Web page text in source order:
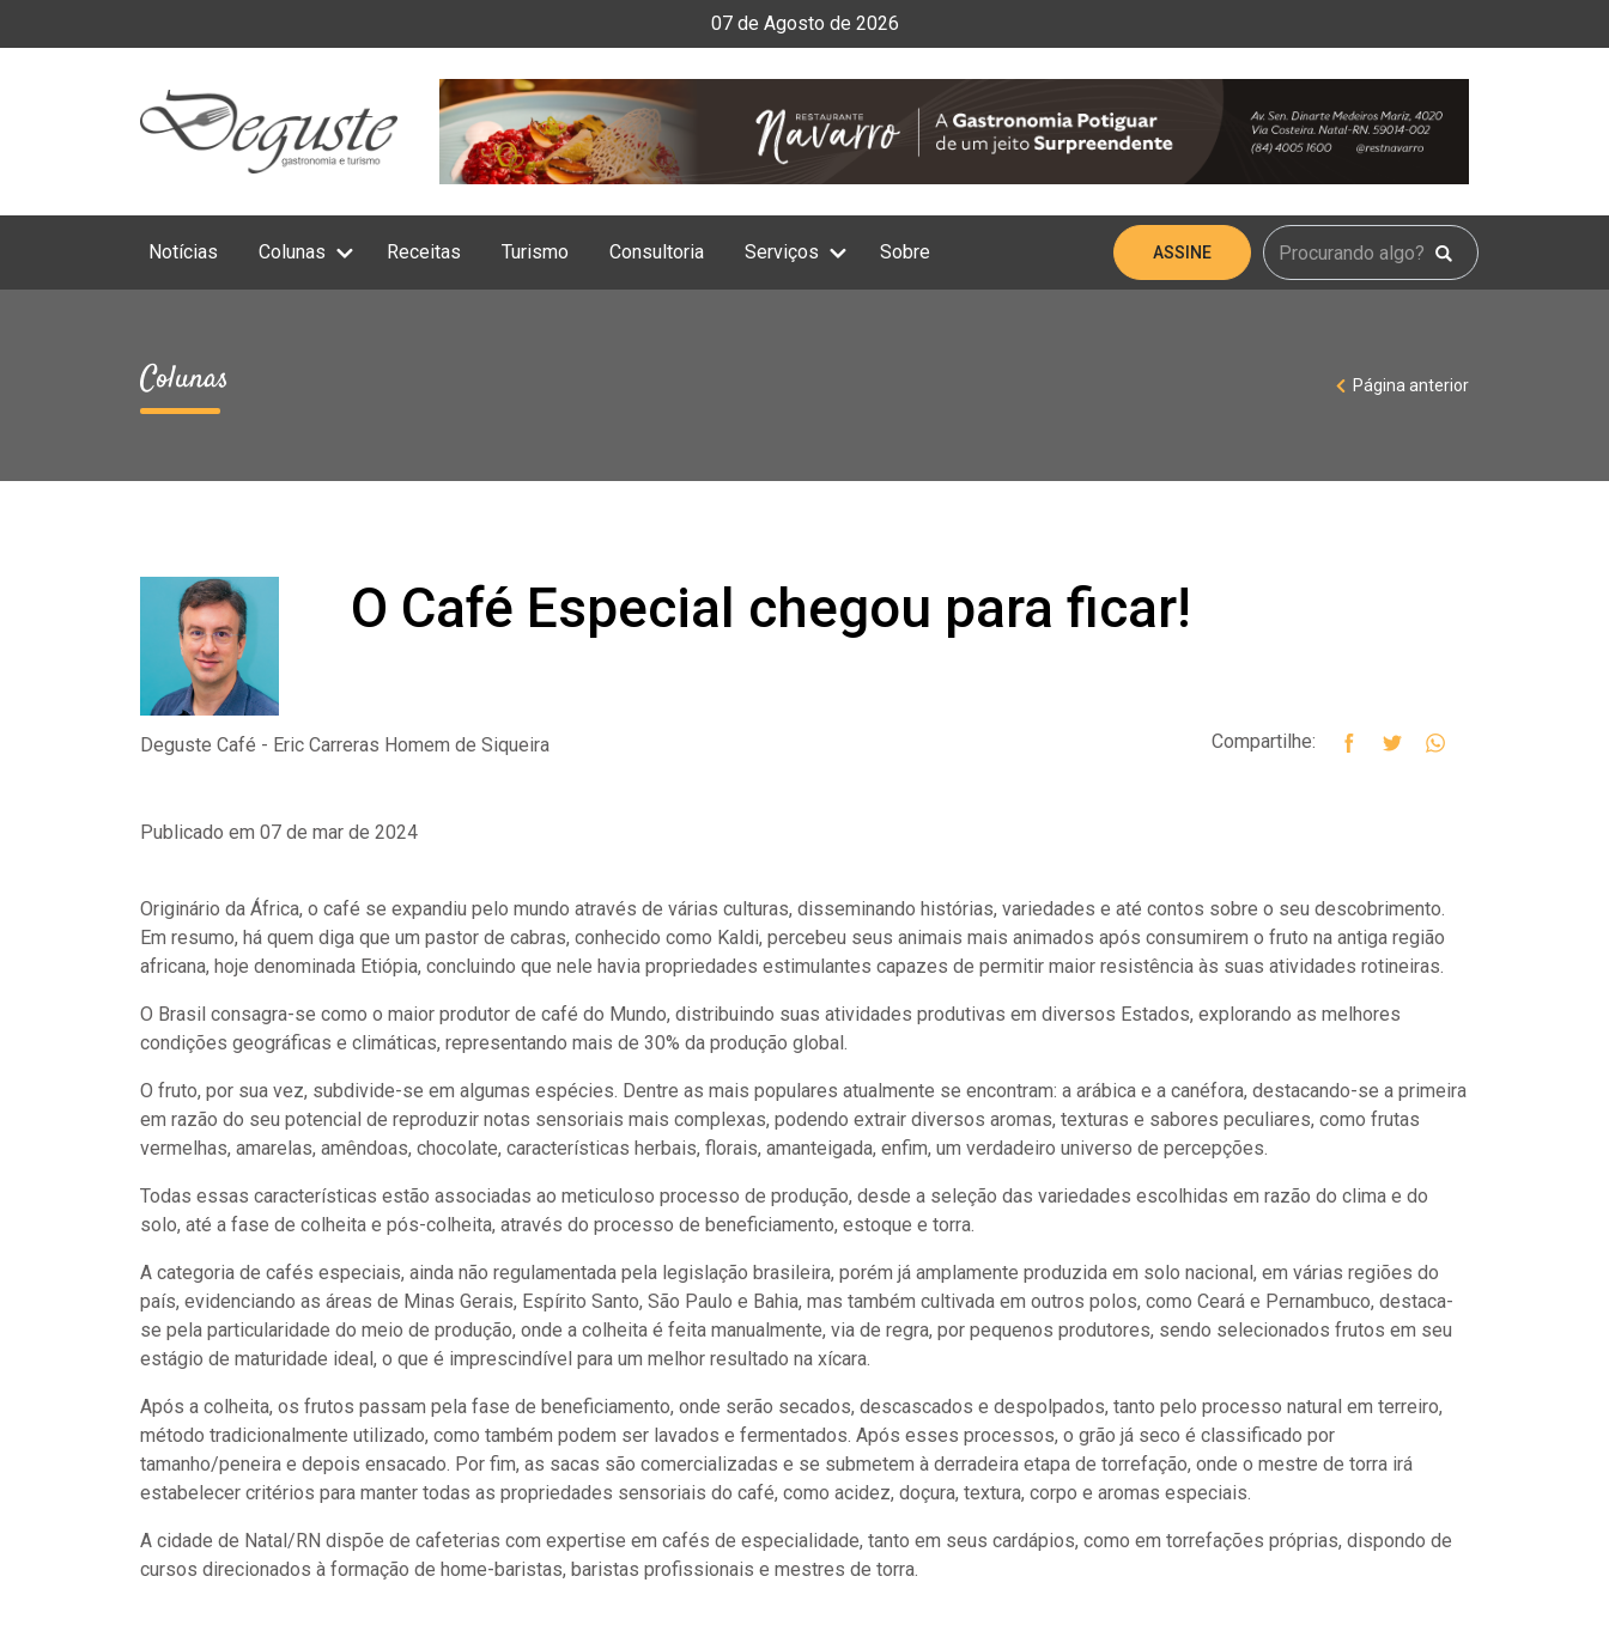
07 de Agosto de 2026
Notícias Colunas Receitas Turismo Consultoria Serviços Sobre ASSINE
Colunas Página anterior
O Café Especial chegou para ficar!
Deguste Café - Eric Carreras Homem de Siqueira Compartilhe:
Publicado em 07 de mar de 2024
Originário da África, o café se expandiu pelo mundo através de várias culturas, disseminando histórias, variedades e até contos sobre o seu descobrimento.
Em resumo, há quem diga que um pastor de cabras, conhecido como Kaldi, percebeu seus animais mais animados após consumirem o fruto na antiga região
africana, hoje denominada Etiópia, concluindo que nele havia propriedades estimulantes capazes de permitir maior resistência às suas atividades rotineiras.
O Brasil consagra-se como o maior produtor de café do Mundo, distribuindo suas atividades produtivas em diversos Estados, explorando as melhores
condições geográficas e climáticas, representando mais de 30% da produção global.
O fruto, por sua vez, subdivide-se em algumas espécies. Dentre as mais populares atualmente se encontram: a arábica e a canéfora, destacando-se a primeira
em razão do seu potencial de reproduzir notas sensoriais mais complexas, podendo extrair diversos aromas, texturas e sabores peculiares, como frutas
vermelhas, amarelas, amêndoas, chocolate, características herbais, florais, amanteigada, enfim, um verdadeiro universo de percepções.
Todas essas características estão associadas ao meticuloso processo de produção, desde a seleção das variedades escolhidas em razão do clima e do
solo, até a fase de colheita e pós-colheita, através do processo de beneficiamento, estoque e torra.
A categoria de cafés especiais, ainda não regulamentada pela legislação brasileira, porém já amplamente produzida em solo nacional, em várias regiões do
país, evidenciando as áreas de Minas Gerais, Espírito Santo, São Paulo e Bahia, mas também cultivada em outros polos, como Ceará e Pernambuco, destaca-
se pela particularidade do meio de produção, onde a colheita é feita manualmente, via de regra, por pequenos produtores, sendo selecionados frutos em seu
estágio de maturidade ideal, o que é imprescindível para um melhor resultado na xícara.
Após a colheita, os frutos passam pela fase de beneficiamento, onde serão secados, descascados e despolpados, tanto pelo processo natural em terreiro,
método tradicionalmente utilizado, como também podem ser lavados e fermentados. Após esses processos, o grão já seco é classificado por
tamanho/peneira e depois ensacado. Por fim, as sacas são comercializadas e se submetem à derradeira etapa de torrefação, onde o mestre de torra irá
estabelecer critérios para manter todas as propriedades sensoriais do café, como acidez, doçura, textura, corpo e aromas especiais.
A cidade de Natal/RN dispõe de cafeterias com expertise em cafés de especialidade, tanto em seus cardápios, como em torrefações próprias, dispondo de
cursos direcionados à formação de home-baristas, baristas profissionais e mestres de torra.